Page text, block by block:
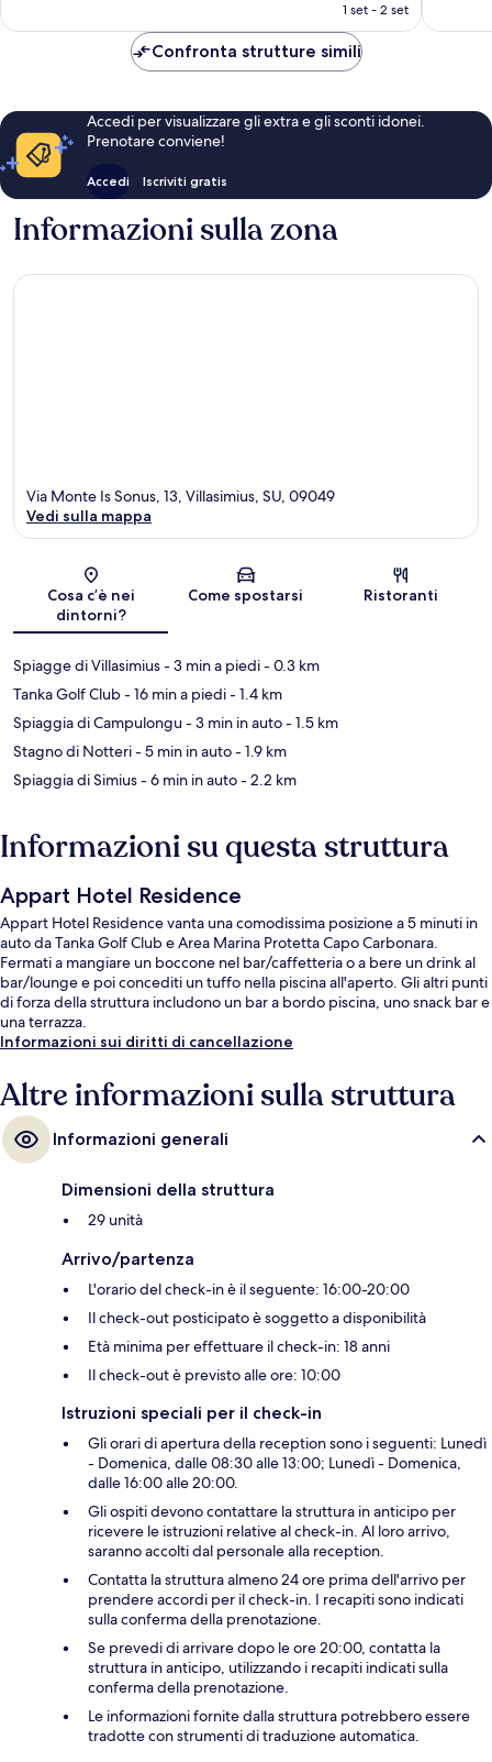
attuale
168 €
1 set - 2 set
Confronta strutture simili
Accedi per visualizzare gli extra e gli sconti idonei.
Prenotare conviene!
Accedi Iscriviti gratis
Informazioni sulla zona
Mappa
Via Monte Is Sonus, 13, Villasimius, SU, 09049
Vedi sulla mappa
Cosa c’è nei
dintorni?
Come spostarsi Ristoranti
Spiagge di Villasimius- 3 min a piedi- 0.3 km
Tanka Golf Club- 16 min a piedi- 1.4 km
Spiaggia di Campulongu- 3 min in auto- 1.5 km
Stagno di Notteri- 5 min in auto- 1.9 km
Spiaggia di Simius- 6 min in auto- 2.2 km
Informazioni su questa struttura
Appart Hotel Residence
Appart Hotel Residence vanta una comodissima posizione a 5 minuti in
auto da Tanka Golf Club e Area Marina Protetta Capo Carbonara.
Fermati a mangiare un boccone nel bar/caffetteria o a bere un drink al
bar/lounge e poi concediti un tuffo nella piscina all'aperto. Gli altri punti
di forza della struttura includono un bar a bordo piscina, uno snack bar e
una terrazza.
Informazioni sui diritti di cancellazione
Altre informazioni sulla struttura
Informazioni generali
Dimensioni della struttura
29 unità
Arrivo/partenza
L'orario del check-in è il seguente: 16:00-20:00
Il check-out posticipato è soggetto a disponibilità
Età minima per effettuare il check-in: 18 anni
Il check-out è previsto alle ore: 10:00
Istruzioni speciali per il check-in
Gli orari di apertura della reception sono i seguenti: Lunedì
- Domenica, dalle 08:30 alle 13:00; Lunedì - Domenica,
dalle 16:00 alle 20:00.
Gli ospiti devono contattare la struttura in anticipo per
ricevere le istruzioni relative al check-in. Al loro arrivo,
saranno accolti dal personale alla reception.
Contatta la struttura almeno 24 ore prima dell'arrivo per
prendere accordi per il check-in. I recapiti sono indicati
sulla conferma della prenotazione.
Se prevedi di arrivare dopo le ore 20:00, contatta la
struttura in anticipo, utilizzando i recapiti indicati sulla
conferma della prenotazione.
Le informazioni fornite dalla struttura potrebbero essere
tradotte con strumenti di traduzione automatica.